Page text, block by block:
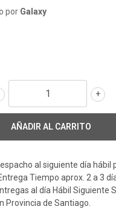
por Galaxy
+
al siguiente día hábil
Tiempo aprox. 2 a 3
al día Hábil Siguiente
Provincia de Santiago.